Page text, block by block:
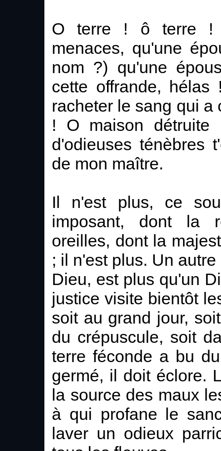
O terre ! ô terre !
menaces, qu'une
nom ?) qu'une
cette offrande, hélas
racheter le sang qui a
! O maison
d'odieuses ténèbres
de mon maître.
Il n'est plus, ce
imposant, dont la
oreilles, dont la
; il n'est plus. Un
Dieu, est plus qu'un
justice visite bientôt
soit au grand jour,
du crépuscule, soit
terre féconde a bu
germé, il doit éclore.
la source des maux
à qui profane le
laver un odieux